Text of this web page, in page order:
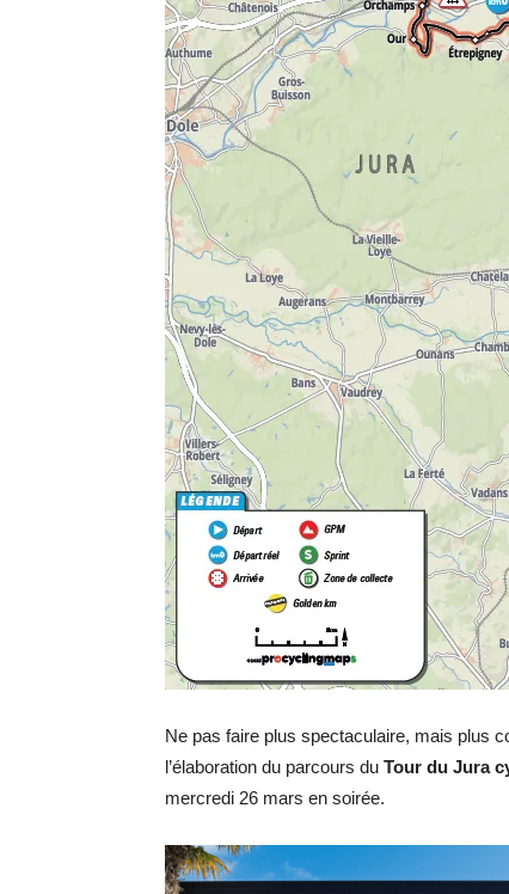
Ne pas faire plus spectaculaire, mais plus
l’élaboration du parcours du Tour du Jura
mercredi 26 mars en soirée.